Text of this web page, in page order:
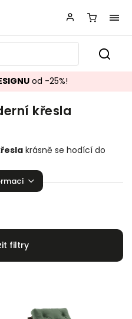
od -25%!
křesla
krásně se hodící do